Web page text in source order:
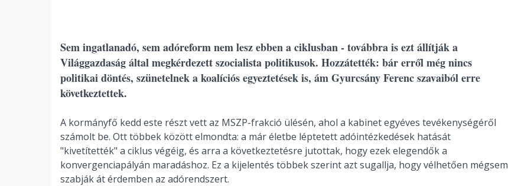
Sem ingatlanadó, sem adóreform nem lesz ebben a ciklusban - továbbra is ezt állítják a
Világgazdaság által megkérdezett szocialista politikusok. Hozzátették: bár erről még nincs
politikai döntés, szünetelnek a koalíciós egyeztetések is, ám Gyurcsány Ferenc szavaiból erre
következtettek.
A kormányfő kedd este részt vett az MSZP-frakció ülésén, ahol a kabinet egyéves tevékenységéről
számolt be. Ott többek között elmondta: a már életbe léptetett adóintézkedések hatását
"kivetítették" a ciklus végéig, és arra a következtetésre jutottak, hogy ezek elegendők a
konvergenciapályán maradáshoz. Ez a kijelentés többek szerint azt sugallja, hogy vélhetően mégsem
szabják át érdemben az adórendszert.